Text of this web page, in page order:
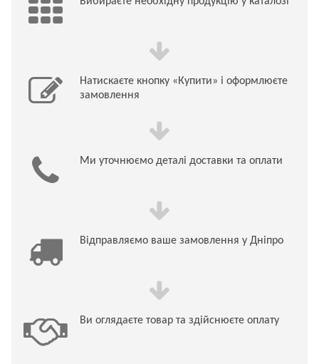
Натискаєте кнопку «Купити» і оформлюєте
замовлення
Ми уточнюємо деталі доставки та оплати
Відправляємо ваше замовлення у Дніпро
Ви оглядаєте товар та здійснюєте оплату